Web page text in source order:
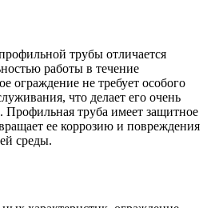
Круг
бронзовый
(пруток)
Олово,
cвинец,
цинк,
нихром
Труба ВГП
БУ металл
БУ трубы
Хомуты
стальные
трубы отличается
работы в течение
ограждение не требует особого
что делает его очень
труба имеет защитное
ее коррозию и повреждения
среды.